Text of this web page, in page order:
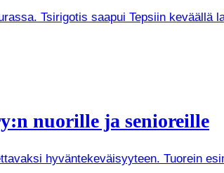
Tsirigotis saapui Tepsiin keväällä
nuorille ja senioreille
hyväntekeväisyyteen. Tuorein